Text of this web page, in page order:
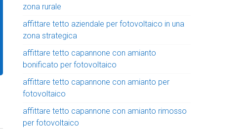
zona rurale
affittare tetto aziendale per fotovoltaico in una
zona strategica
affittare tetto capannone con amianto
bonificato per fotovoltaico
affittare tetto capannone con amianto per
fotovoltaico
affittare tetto capannone con amianto rimosso
per fotovoltaico